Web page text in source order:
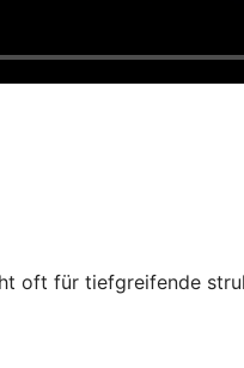
für tiefgreifende